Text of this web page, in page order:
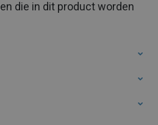
die in dit product worden